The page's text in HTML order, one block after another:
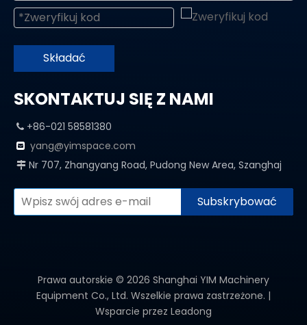
Składać
SKONTAKTUJ SIĘ Z NAMI
 +86-021 58581380
 yang@yimspace.com
 Nr 707, Zhangyang Road, Pudong New Area, Szanghaj
Subskrybować
Prawa autorskie © 2026 Shanghai YIM Machinery
Equipment Co., Ltd. Wszelkie prawa zastrzeżone. |
Wsparcie przez Leadong